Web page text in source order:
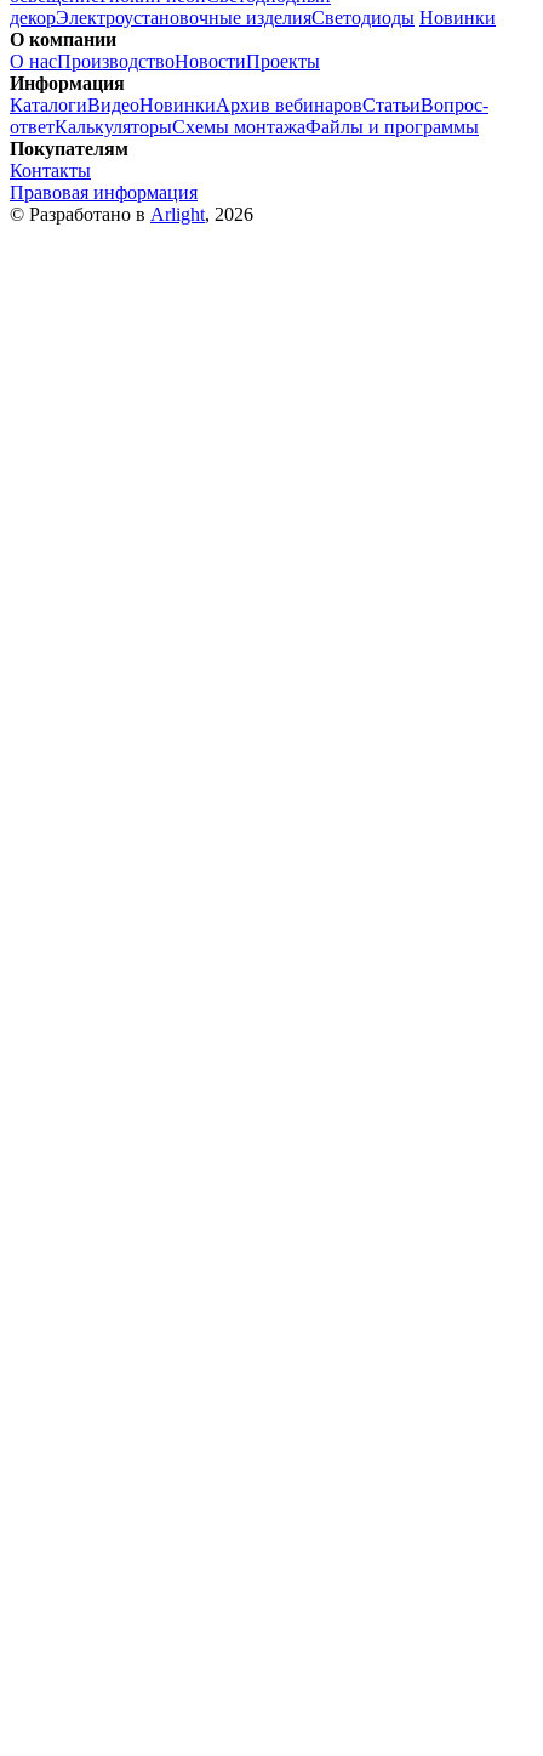
декорЭлектроустановочные изделияСветодиоды Новинки
О компании
О насПроизводствоНовостиПроекты
Информация
КаталогиВидеоНовинкиАрхив вебинаровСтатьиВопрос-
ответКалькуляторыСхемы монтажаФайлы и программы
Покупателям
Контакты
Правовая информация
© Разработано в Arlight, 2026